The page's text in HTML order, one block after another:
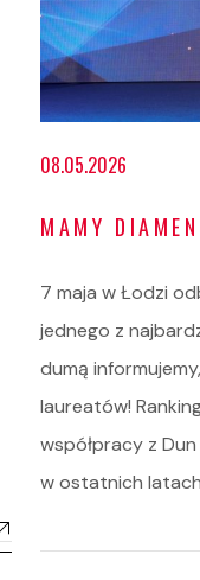
08.05.2026
MAMY
7 maja w Łodzi
jednego z
dumą
laureatów!
współpracy z
w ostatnich